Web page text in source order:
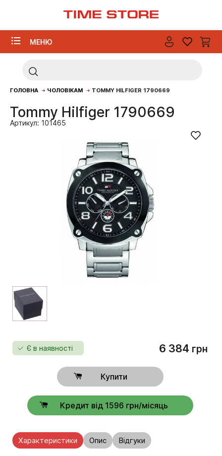
МЕНЮ
ГОЛОВНА ЧОЛОВІКАМ TOMMY HILFIGER 1790669
Tommy Hilfiger 1790669
Артикул: 101465
Є в наявності 6 384 грн
Купити
Кредит від 1596 грн/місяць
Характеристики Опис Відгуки